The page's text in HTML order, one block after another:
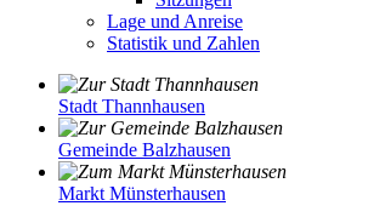
Lage und Anreise
Statistik und Zahlen
Stadt Thannhausen
Gemeinde Balzhausen
Markt Münsterhausen